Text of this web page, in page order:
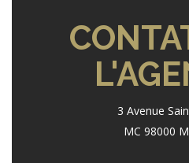
3 Avenue
MC 98000